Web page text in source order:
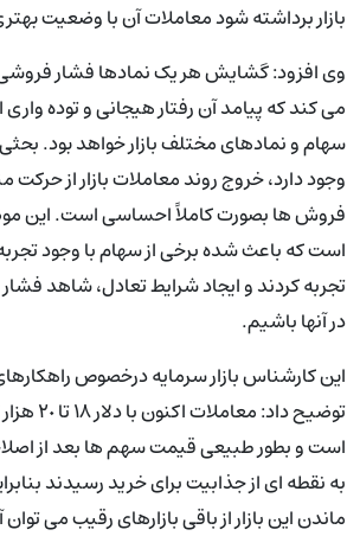
بازار برداشته شود معاملات آن با وضعیت
وی افزود: گشایش هر یک نمادها فشار فروشی
می کند که پیامد آن رفتار هیجانی و توده
سهام و نمادهای مختلف بازار خواهد بود. بحثی
وجود دارد، خروج روند معاملات بازار از
فروش ها بصورت کاملاً احساسی است. این
است که باعث شده برخی از سهام با وجود
تجربه کردند و ایجاد شرایط تعادل، شاهد
در آنها باشیم.
این کارشناس بازار سرمایه درخصوص
توضیح
است و بطور طبیعی قیمت سهم ها بعد از
به نقطه ای از جذابیت برای خرید رسیدند
ماندن این بازار از باقی بازارهای رقیب می